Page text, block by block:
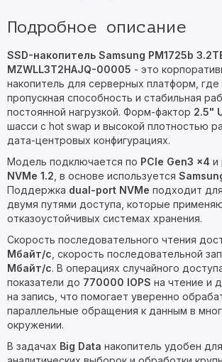
Подробное описание
SSD-накопитель Samsung PM1725b
MZWLL3T2HAJQ-00005 - это
накопитель для серверных платформ,
пропускная способность и стабильная
постоянной нагрузкой. Форм-фактор 2.5"
шасси с hot swap и высокой плотностью
дата-центровых конфигурациях.
Модель подключается по PCIe Gen3 x4 и
NVMe 1.2 , в основе используется
Поддержка dual-port NVMe подходит
двумя путями доступа, которые
отказоустойчивых системах хранения.
Скорость последовательного чтения
Мбайт/с , скорость последовательной
Мбайт/с. В операциях случайного
показатели до 770000 IOPS на чтение и
на запись, что помогает уверенно
параллельные обращения к данным в
окружении.
В задачах Big Data накопитель удобен